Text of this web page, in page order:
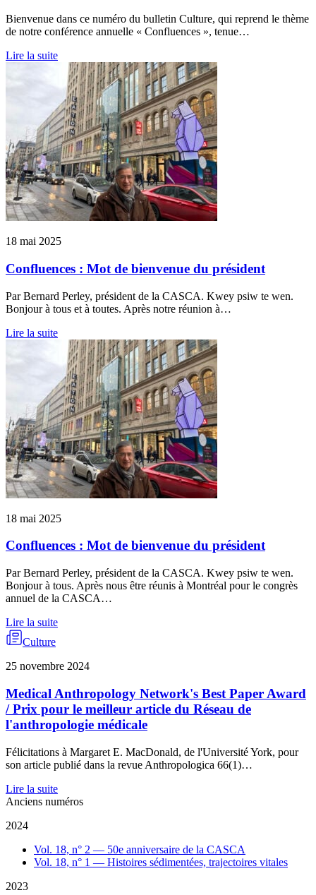
Bienvenue dans ce numéro du bulletin Culture, qui reprend le thème
de notre conférence annuelle « Confluences », tenue…
Lire la suite
18 mai 2025
Confluences : Mot de bienvenue du président
Par Bernard Perley, président de la CASCA. Kwey psiw te wen.
Bonjour à tous et à toutes. Après notre réunion à…
Lire la suite
18 mai 2025
Confluences : Mot de bienvenue du président
Par Bernard Perley, président de la CASCA. Kwey psiw te wen.
Bonjour à tous. Après nous être réunis à Montréal pour le congrès
annuel de la CASCA…
Lire la suite
Culture
25 novembre 2024
Medical Anthropology Network's Best Paper Award
/ Prix pour le meilleur article du Réseau de
l'anthropologie médicale
Félicitations à Margaret E. MacDonald, de l'Université York, pour
son article publié dans la revue Anthropologica 66(1)…
Lire la suite
Anciens numéros
2024
Vol. 18, n° 2 — 50e anniversaire de la CASCA
Vol. 18, n° 1 — Histoires sédimentées, trajectoires vitales
2023